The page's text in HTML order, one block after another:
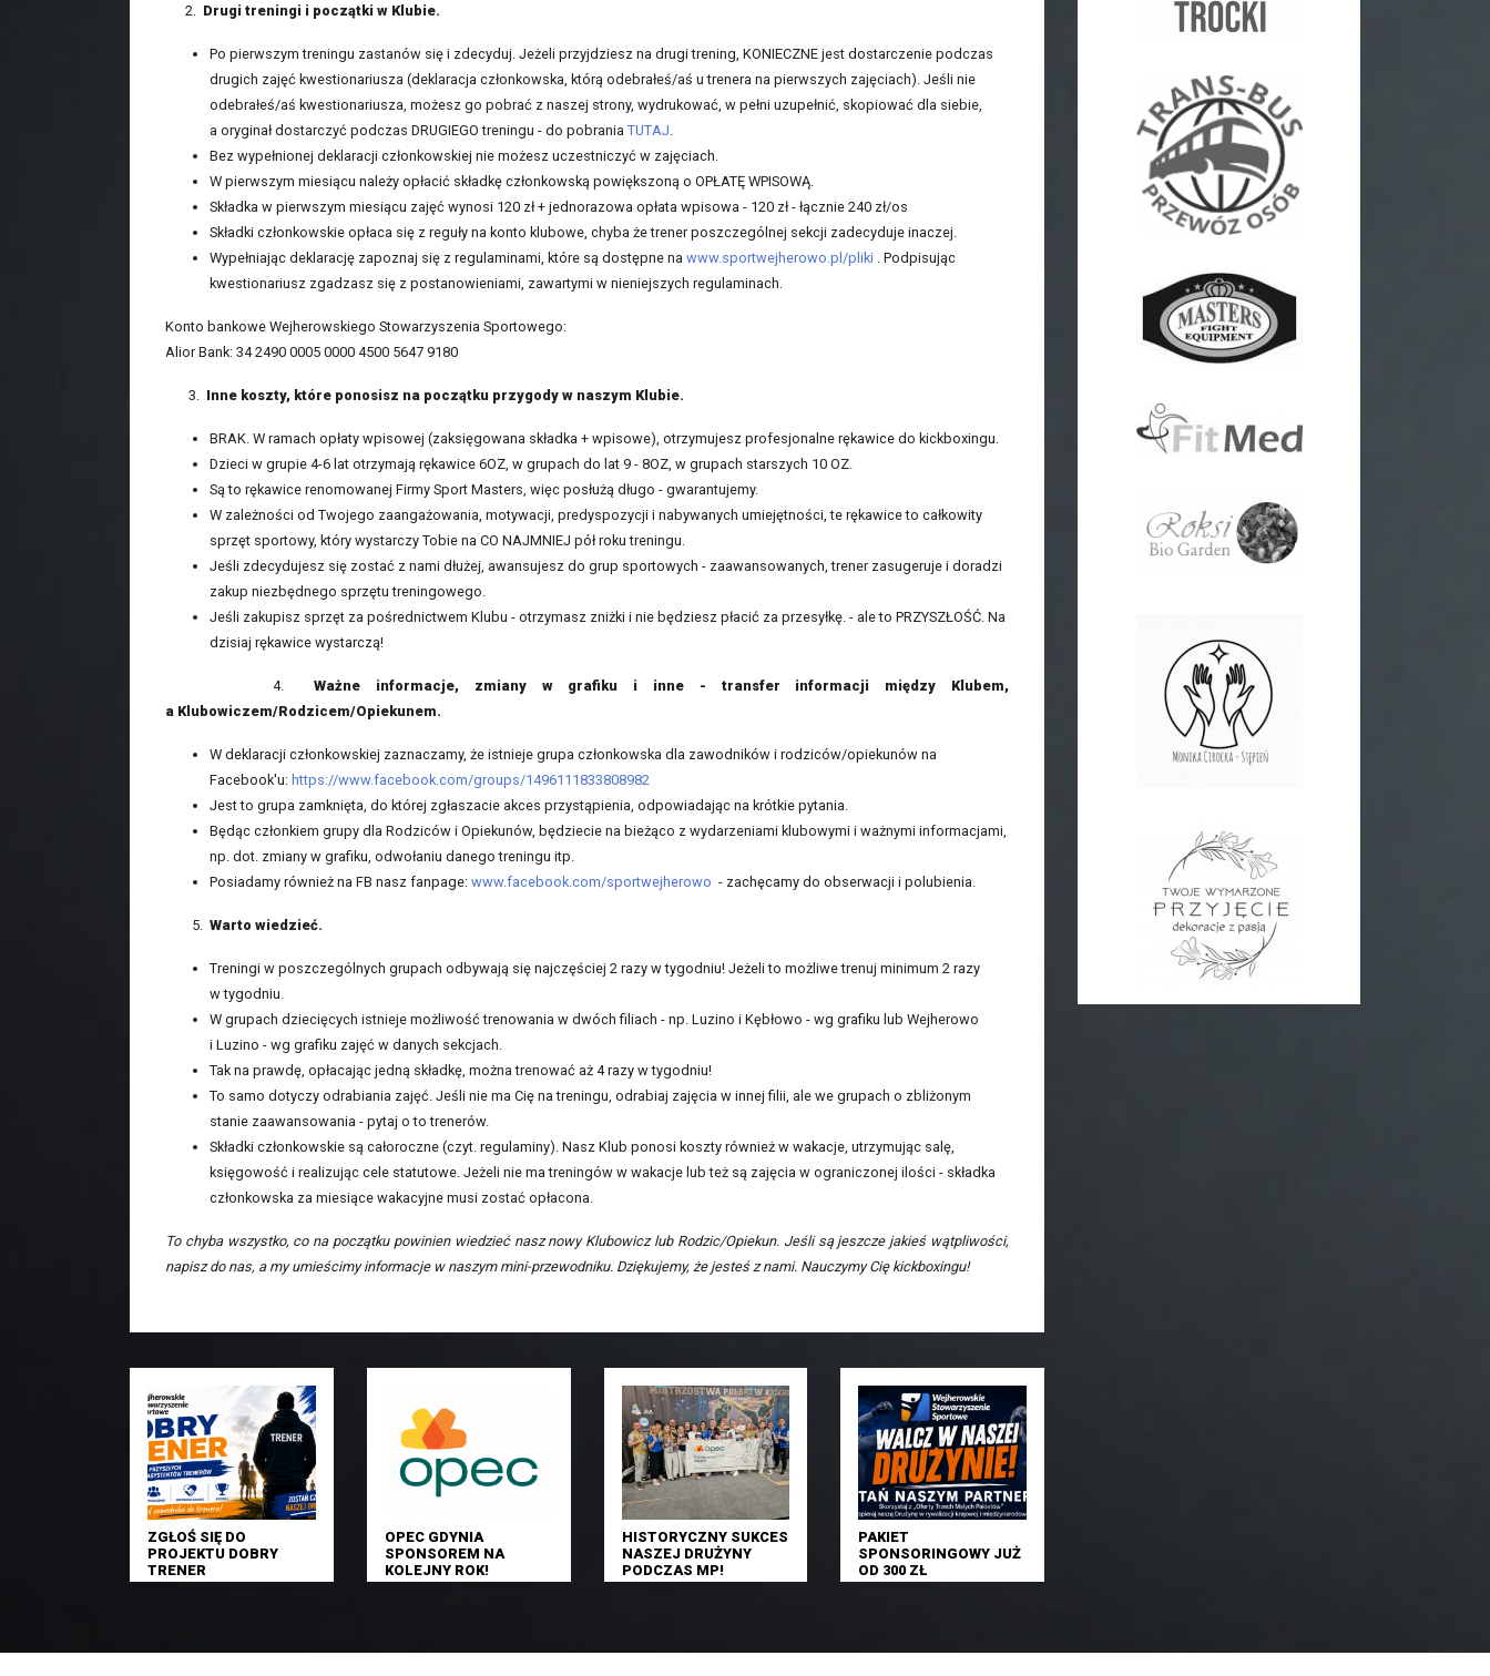
2. Drugi treningi i początki w Klubie.
Po pierwszym treningu zastanów się i zdecyduj. Jeżeli przyjdziesz na drugi trening, KONIECZNE jest dostarczenie podczas
drugich zajęć kwestionariusza (deklaracja członkowska, którą odebrałeś/aś u trenera na pierwszych zajęciach). Jeśli nie
odebrałeś/aś kwestionariusza, możesz go pobrać z naszej strony, wydrukować, w pełni uzupełnić, skopiować dla siebie,
a oryginał dostarczyć podczas DRUGIEGO treningu - do pobrania TUTAJ
Bez wypełnionej deklaracji członkowskiej nie możesz uczestniczyć w zajęciach.
W pierwszym miesiącu należy opłacić składkę członkowską powiększoną o OPŁATĘ WPISOWĄ.
Składka w pierwszym miesiącu zajęć wynosi 120 zł + jednorazowa opłata wpisowa - 120 zł - łącznie 240 zł/os
Składki członkowskie opłaca się z reguły na konto klubowe, chyba że trener poszczególnej sekcji zadecyduje inaczej.
Wypełniając deklarację zapoznaj się z regulaminami, które są dostępne na www.sportwejherowo.pl/pliki . Podpisując
kwestionariusz zgadzasz się z postanowieniami, zawartymi w nieniejszych regulaminach.
Konto bankowe Wejherowskiego Stowarzyszenia Sportowego:
Alior Bank: 34 2490 0005 0000 4500 5647 9180
3. Inne koszty, które ponosisz na początku przygody w naszym Klubie.
BRAK. W ramach opłaty wpisowej (zaksięgowana składka + wpisowe), otrzymujesz profesjonalne rękawice do kickboxingu.
Dzieci w grupie 4-6 lat otrzymają rękawice 6OZ, w grupach do lat 9 - 8OZ, w grupach starszych 10 OZ.
Są to rękawice renomowanej Firmy Sport Masters, więc posłużą długo - gwarantujemy.
W zależności od Twojego zaangażowania, motywacji, predyspozycji i nabywanych umiejętności, te rękawice to całkowity
sprzęt sportowy, który wystarczy Tobie na CO NAJMNIEJ pół roku treningu.
Jeśli zdecydujesz się zostać z nami dłużej, awansujesz do grup sportowych - zaawansowanych, trener zasugeruje i doradzi
zakup niezbędnego sprzętu treningowego.
Jeśli zakupisz sprzęt za pośrednictwem Klubu - otrzymasz zniżki i nie będziesz płacić za przesyłkę. - ale to PRZYSZŁOŚĆ. Na
dzisiaj rękawice wystarczą!
4.Ważne informacje, zmiany w grafiku i inne - transfer informacji między Klubem,
a Klubowiczem/Rodzicem/Opiekunem.
W deklaracji członkowskiej zaznaczamy, że istnieje grupa członkowska dla zawodników i rodziców/opiekunów na
Facebook'u: https://www.facebook.com/groups/1496111833808982
Jest to grupa zamknięta, do której zgłaszacie akces przystąpienia, odpowiadając na krótkie pytania.
Będąc członkiem grupy dla Rodziców i Opiekunów, będziecie na bieżąco z wydarzeniami klubowymi i ważnymi informacjami,
np. dot. zmiany w grafiku, odwołaniu danego treningu itp.
Posiadamy również na FB nasz fanpage: www.facebook.com/sportwejherowo - zachęcamy do obserwacji i polubienia.
5. Warto wiedzieć.
Treningi w poszczególnych grupach odbywają się najczęściej 2 razy w tygodniu! Jeżeli to możliwe trenuj minimum 2 razy
w tygodniu.
W grupach dziecięcych istnieje możliwość trenowania w dwóch filiach - np. Luzino i Kębłowo - wg grafiku lub Wejherowo
i Luzino - wg grafiku zajęć w danych sekcjach.
Tak na prawdę, opłacając jedną składkę, można trenować aż 4 razy w tygodniu!
To samo dotyczy odrabiania zajęć. Jeśli nie ma Cię na treningu, odrabiaj zajęcia w innej filii, ale we grupach o zbliżonym
stanie zaawansowania - pytaj o to trenerów.
Składki członkowskie są całoroczne (czyt. regulaminy). Nasz Klub ponosi koszty również w wakacje, utrzymując salę,
księgowość i realizując cele statutowe. Jeżeli nie ma treningów w wakacje lub też są zajęcia w ograniczonej ilości - składka
członkowska za miesiące wakacyjne musi zostać opłacona.
To chyba wszystko, co na początku powinien wiedzieć nasz nowy Klubowicz lub Rodzic/Opiekun. Jeśli są jeszcze jakieś wątpliwości,
napisz do nas, a my umieścimy informacje w naszym mini-przewodniku. Dziękujemy, że jesteś z nami. Nauczymy Cię kickboxingu!
ZGŁOŚ SIĘ DO
PROJEKTU DOBRY
TRENER
OPEC GDYNIA
SPONSOREM NA
KOLEJNY ROK!
HISTORYCZNY SUKCES
NASZEJ DRUŻYNY
PODCZAS MP!
PAKIET
SPONSORINGOWY JUŻ
OD 300 ZŁ